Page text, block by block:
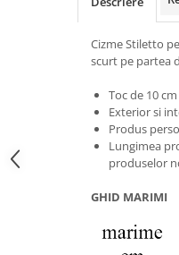
Cizme Stiletto
scurt pe partea
Toc de 10
Exterior si
Produs
Lungimea
produselor
GHID MARIMI